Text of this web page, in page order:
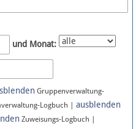
und Monat:
Gruppenverwaltung-
Logbuch | ausblenden
Zuweisungs-Logbuch |